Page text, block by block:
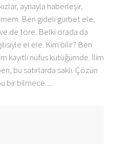
aynayla haberleşir,
Ben gideli gurbet ele,
de töre. Belki orada da
el ele. Kim bilir? Ben
kayıtlı nüfus kütüğümde. İlim
bu satırlarda saklı. Çözün
bir bilmece.....